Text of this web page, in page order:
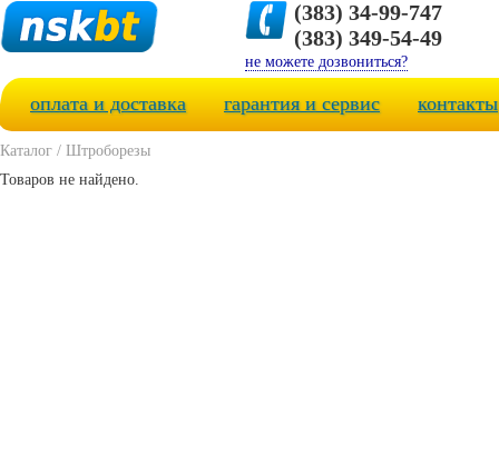
(383) 34-99-747
(383) 349-54-49
не можете дозвониться?
оплата и доставка гарантия и сервис контакты
Каталог / Штроборезы
Товаров не найдено.